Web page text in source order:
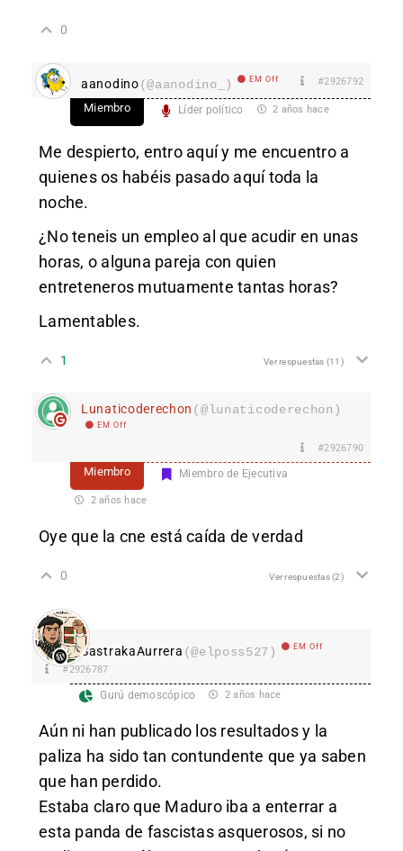
0
aanodino(@aanodino_) EM Off #2926792
Miembro Líder político 2 años hace
Me despierto, entro aquí y me encuentro a
quienes os habéis pasado aquí toda la
noche.
¿No teneis un empleo al que acudir en unas
horas, o alguna pareja con quien
entreteneros mutuamente tantas horas?
Lamentables.
1 Ver respuestas (11)
Lunaticoderechon (@lunaticoderechon)
EM Off
#2926790
Miembro Miembro de Ejecutiva
2 años hace
Oye que la cne está caída de verdad
0 Ver respuestas(2)
SastrakaAurrera (@elposs527) EM Off
#2926787
Gurú demoscópico 2 años hace
Aún ni han publicado los resultados y la
paliza ha sido tan contundente que ya saben
que han perdido.
Estaba claro que Maduro iba a enterrar a
esta panda de fascistas asquerosos, si no